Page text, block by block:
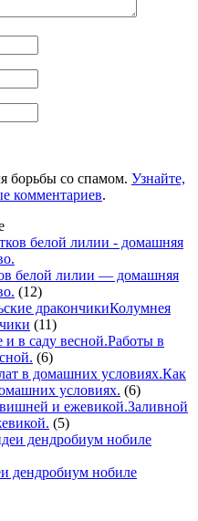
борьбы со спамом. Узнайте,
комментариев.
белой лилии — домашняя
(12)
Колумнея
(11)
Работы в
(6)
Как
условиях. (6)
Заливной
(5)
дендробиум нобиле